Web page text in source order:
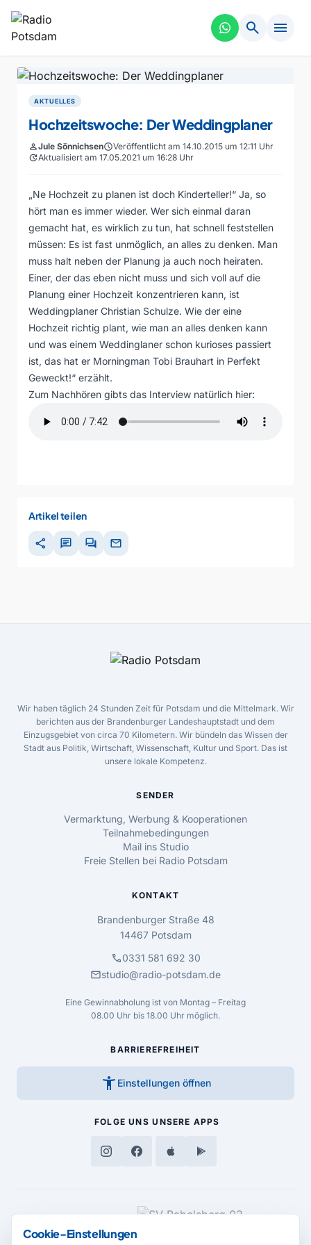
search menu
AKTUELLES
Hochzeitswoche: Der Weddingplaner
personJule SönnichsenscheduleVeröffentlicht am 14.10.2015 um 12:11 Uhr
updateAktualisiert am 17.05.2021 um 16:28 Uhr
„Ne Hochzeit zu planen ist doch Kinderteller!“ Ja, so
hört man es immer wieder. Wer sich einmal daran
gemacht hat, es wirklich zu tun, hat schnell feststellen
müssen: Es ist fast unmöglich, an alles zu denken. Man
muss halt neben der Planung ja auch noch heiraten.
Einer, der das eben nicht muss und sich voll auf die
Planung einer Hochzeit konzentrieren kann, ist
Weddingplaner Christian Schulze. Wie der eine
Hochzeit richtig plant, wie man an alles denken kann
und was einem Weddinglaner schon kurioses passiert
ist, das hat er Morningman Tobi Brauhart in Perfekt
Geweckt!“ erzählt.
Zum Nachhören gibts das Interview natürlich hier:
Artikel teilen
share chat forum mail
Wir haben täglich 24 Stunden Zeit für Potsdam und die Mittelmark. Wir
berichten aus der Brandenburger Landeshauptstadt und dem
Einzugsgebiet von circa 70 Kilometern. Wir bündeln das Wissen der
Stadt aus Politik, Wirtschaft, Wissenschaft, Kultur und Sport. Das ist
unsere lokale Kompetenz.
SENDER
Vermarktung, Werbung & Kooperationen
Teilnahmebedingungen
Mail ins Studio
Freie Stellen bei Radio Potsdam
KONTAKT
Brandenburger Straße 48
14467 Potsdam
call0331 581 692 30
mailstudio@radio-potsdam.de
Eine Gewinnabholung ist von Montag – Freitag
08.00 Uhr bis 18.00 Uhr möglich.
BARRIEREFREIHEIT
accessibility_new Einstellungen öffnen
FOLGE UNS UNSERE APPS
MEDIENPARTNER
Cookie-Einstellungen